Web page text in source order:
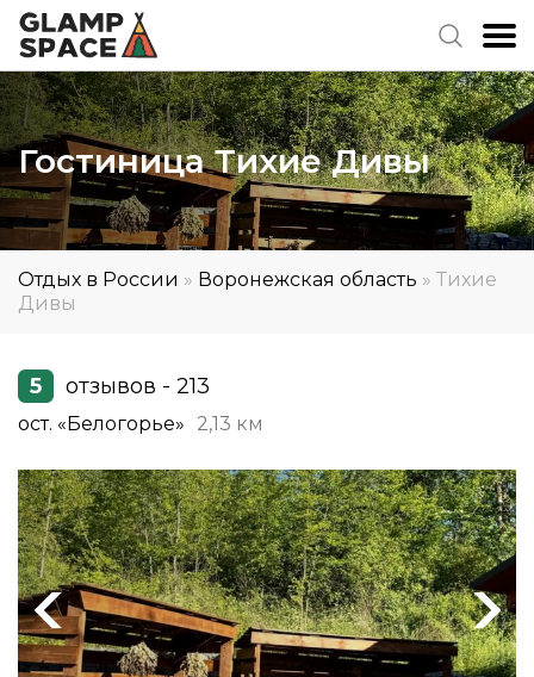
Гостиница Тихие Дивы
Отдых в России » Воронежская область » Тихие
Дивы
5 отзывов - 213
ост. «Белогорье» 2,13 км
Previous Next